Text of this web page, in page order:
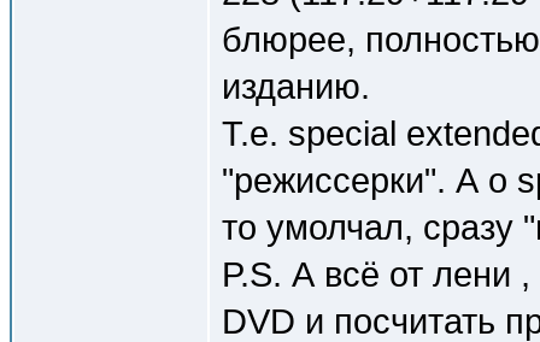
блюрее, полностью
изданию.
Т.е. special
"режиссерки". А о
то умолчал, сразу
P.S. А всё от лени
DVD и посчитать